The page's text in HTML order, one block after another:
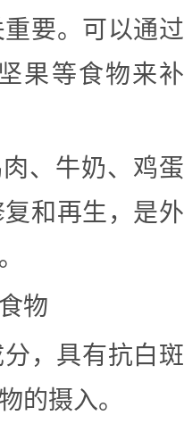
要。可以通过
果等食物来补
、牛奶、鸡蛋
和再生，是外
物
，具有抗白斑
的摄入。